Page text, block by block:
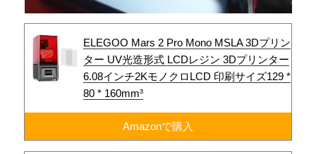
ELEGOO Mars 2 Pro Mono MSLA 3Dプリン
ター UV光造形式 LCDレジン 3Dプリンター
6.08インチ2KモノクロLCD 印刷サイズ129 *
80 * 160mm³
Amazonで購入